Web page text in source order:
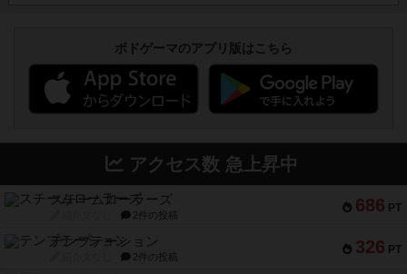
ボドゲーマのアプリ版はこちら
アクセス数 急上昇中
686 PT
スチームローラーズ
2件の投稿
326 PT
テンプテーション
2件の投稿